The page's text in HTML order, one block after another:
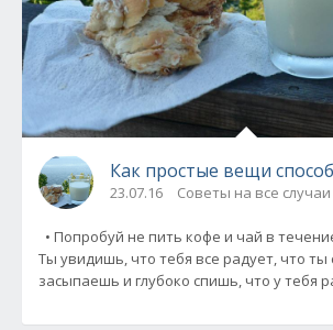
Как простые вещи
23.07.16 Советы на все случаи
• Попробуй не пить кофе и чай в
Ты увидишь, что тебя все радует, что ты
засыпаешь и глубоко спишь, что у тебя